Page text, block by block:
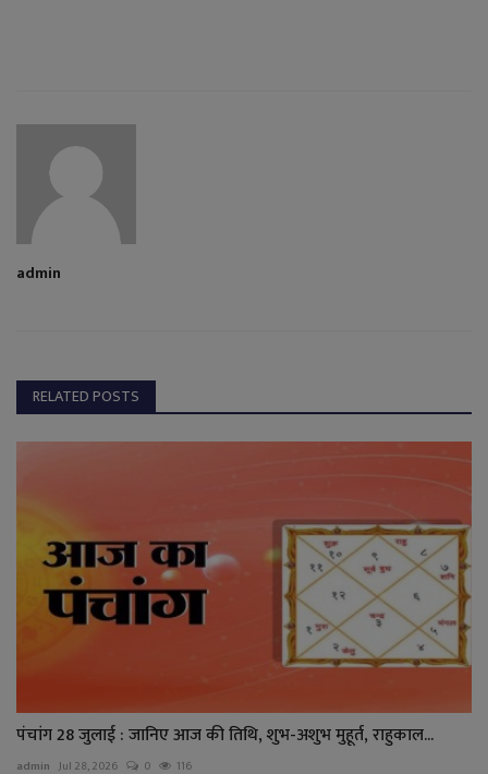
admin
RELATED POSTS
पंचांग 28 जुलाई : जानिए आज की तिथि, शुभ-अशुभ मुहूर्त, राहुकाल...
admin Jul 28, 2026 0 116